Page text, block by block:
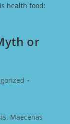
or
Maecenas